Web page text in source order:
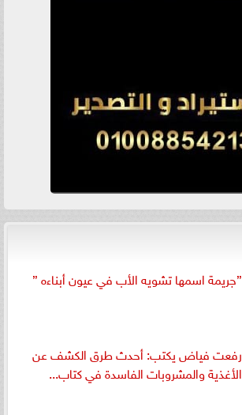
”جريمة اسمها تشويه الأب في عيون أبناءه ”
رفعت فياض يكتب: أحدث طرق الكشف عن
الأغذية والمشروبات الفاسدة في كتاب...